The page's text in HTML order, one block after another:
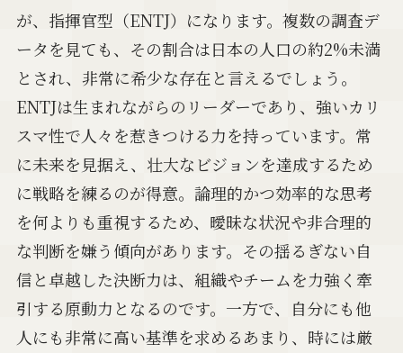
が、指揮官型（ENTJ）になります。複数の調査デ
ータを見ても、その割合は日本の人口の約2%未満
とされ、非常に希少な存在と言えるでしょう。
ENTJは生まれながらのリーダーであり、強いカリ
スマ性で人々を惹きつける力を持っています。常
に未来を見据え、壮大なビジョンを達成するため
に戦略を練るのが得意。論理的かつ効率的な思考
を何よりも重視するため、曖昧な状況や非合理的
な判断を嫌う傾向があります。その揺るぎない自
信と卓越した決断力は、組織やチームを力強く牽
引する原動力となるのです。一方で、自分にも他
人にも非常に高い基準を求めるあまり、時には厳